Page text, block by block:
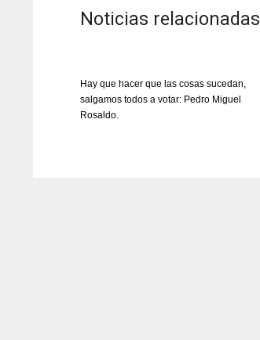
Noticias relacionadas
Hay que hacer que las cosas sucedan,
salgamos todos a votar: Pedro Miguel
Rosaldo.